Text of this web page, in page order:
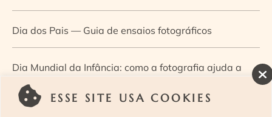
ESSE SITE USA COOKIES
Dia dos Pais — Guia de ensaios fotográficos
Dia Mundial da Infância: como a fotografia ajuda a
construir a memória e a identidade da criança